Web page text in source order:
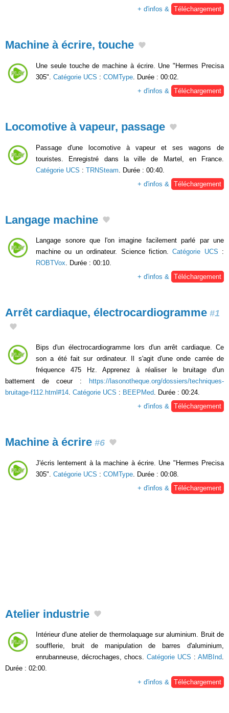
+ d'infos & Téléchargement
Machine à écrire, touche
Une seule touche de machine à écrire. Une "Hermes Precisa
305". Catégorie UCS : COMType . Durée : 00:02.
+ d'infos &
Téléchargement
Locomotive à vapeur, passage
Passage d'une locomotive à vapeur et ses wagons de
touristes. Enregistré dans la ville de Martel, en France.
Catégorie UCS : TRNSteam . Durée : 00:40.
+ d'infos &
Téléchargement
Langage machine
Langage sonore que l'on imagine facilement parlé par une
machine ou un ordinateur. Science fiction.Catégorie UCS :
ROBTVox. Durée : 00:10.
+ d'infos & Téléchargement
Arrêt cardiaque, électrocardiogramme #1
Bips d'un électrocardiogramme lors d'un arrêt cardiaque. Ce
son a été fait sur ordinateur. Il s'agit d'une onde carrée de
fréquence 475 Hz. Apprenez à réaliser le bruitage d'un
battement de coeur :
https://lasonotheque.org/dossiers/techniques-
bruitage-f112.html#14 Catégorie UCS : BEEPMed . Durée : 00:24.
+ d'infos &
Téléchargement
Machine à écrire #6
J'écris lentement à la machine à écrire. Une "Hermes Precisa
305". Catégorie UCS : COMType . Durée : 00:08.
+ d'infos &
Téléchargement
Atelier industrie
Intérieur d'une atelier de thermolaquage sur aluminium. Bruit de
soufflerie, bruit de manipulation de barres d'aluminium,
enrubanneuse, décrochages, chocs. Catégorie UCS : AMBInd.
Durée : 02:00.
+ d'infos & Téléchargement